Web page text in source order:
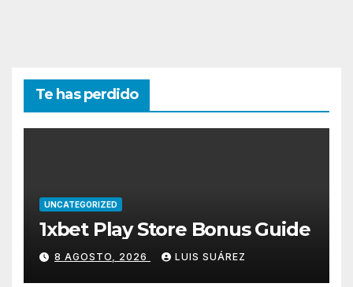
Te has perdido
UNCATEGORIZED
1xbet Play Store Bonus Guide
8 AGOSTO, 2026 LUIS SUÁREZ